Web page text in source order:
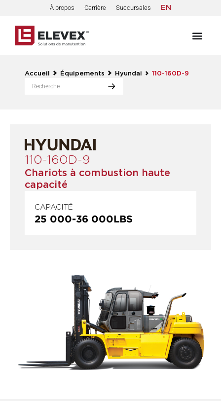
À propos Carrière Succursales EN
Accueil Équipements Hyundai 110-160D-9
110-160D-9
Chariots à combustion haute
capacité
CAPACITÉ
25 000-36 000LBS